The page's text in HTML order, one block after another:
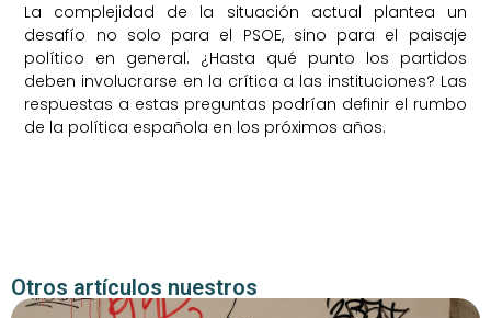
La complejidad de la situación actual plantea un
desafío no solo para el PSOE, sino para el paisaje
político en general. ¿Hasta qué punto los partidos
deben involucrarse en la crítica a las instituciones? Las
respuestas a estas preguntas podrían definir el rumbo
de la política española en los próximos años.
Otros artículos nuestros